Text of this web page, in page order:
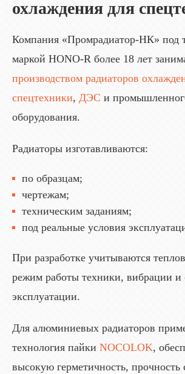
охлаждения для
Компания «Промрадиатор-НК» под
маркой HONO-R более 18 лет
производством радиаторов
спецтехники, ДЭС и
оборудования.
Радиаторы изготавливаются:
по образцам;
чертежам;
техническим заданиям;
под реальные условия
При разработке учитываются
режим работы техники, вибрации и
эксплуатации.
Для алюминиевых радиаторов
технология пайки NOCOLOK,
высокую герметичность, прочность